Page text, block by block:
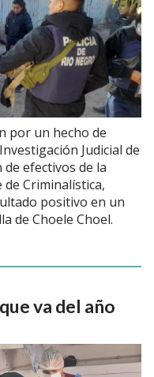
por un hecho de
Judicial de
efectivos de la
de Criminalística,
positivo en un
de Choele Choel.
va del año